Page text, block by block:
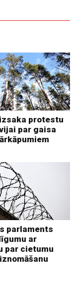
protestu
par gaisa
parlaments
ar
par cietumu